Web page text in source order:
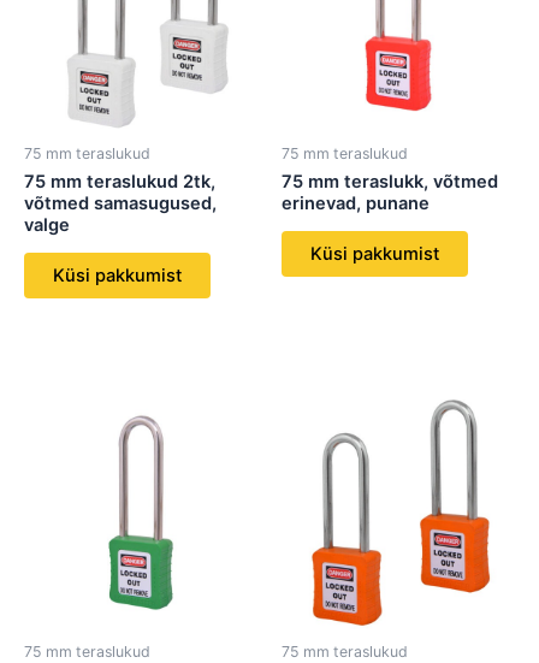
75 mm teraslukud
75 mm teraslukud 2tk,
võtmed samasugused,
valge
Küsi pakkumist
75 mm teraslukud
75 mm teraslukk, võtmed
erinevad, punane
Küsi pakkumist
75 mm teraslukud 75 mm teraslukud